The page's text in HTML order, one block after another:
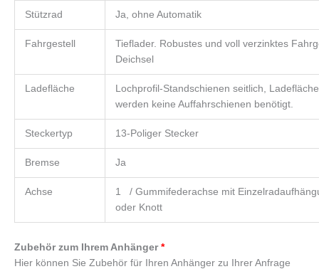
Stützrad Ja, ohne Automatik
Fahrgestell
Tieflader. Robustes und voll verzinktes
Deichsel
Ladefläche
Lochprofil-Standschienen seitlich,
werden keine Auffahrschienen benötigt.
Steckertyp 13-Poliger Stecker
Bremse Ja
Achse
1 / Gummifederachse mit
oder Knott
Zubehör zum Ihrem Anhänger
Hier können Sie Zubehör für Ihren Anhänger zu Ihrer Anfrage